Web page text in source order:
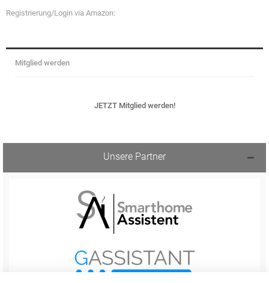
Registrierung/Login via Amazon:
Mitglied werden
JETZT Mitglied werden!
Unsere Partner